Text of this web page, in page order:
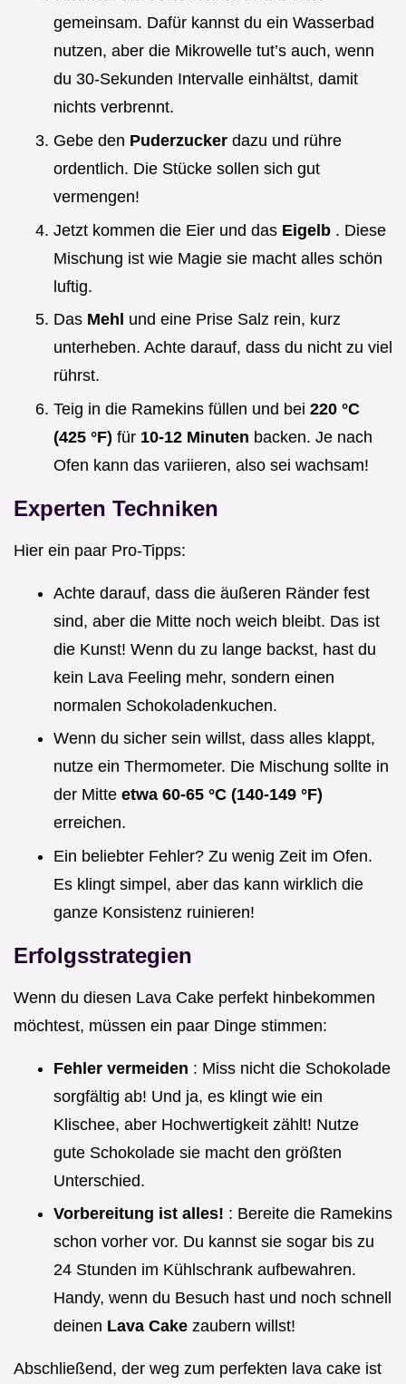
gemeinsam. Dafür kannst du ein Wasserbad
nutzen, aber die Mikrowelle tut’s auch, wenn
du 30-Sekunden Intervalle einhältst, damit
nichts verbrennt.
Gebe den Puderzucker dazu und rühre
ordentlich. Die Stücke sollen sich gut
vermengen!
Jetzt kommen die Eier und das Eigelb . Diese
Mischung ist wie Magie sie macht alles schön
luftig.
Das Mehl und eine Prise Salz rein, kurz
unterheben. Achte darauf, dass du nicht zu viel
rührst.
Teig in die Ramekins füllen und bei 220 °C
(425 °F) für 10-12 Minuten backen. Je nach
Ofen kann das variieren, also sei wachsam!
Experten Techniken
Hier ein paar Pro-Tipps:
Achte darauf, dass die äußeren Ränder fest
sind, aber die Mitte noch weich bleibt. Das ist
die Kunst! Wenn du zu lange backst, hast du
kein Lava Feeling mehr, sondern einen
normalen Schokoladenkuchen.
Wenn du sicher sein willst, dass alles klappt,
nutze ein Thermometer. Die Mischung sollte in
der Mitte etwa 60-65 °C (140-149 °F)
erreichen.
Ein beliebter Fehler? Zu wenig Zeit im Ofen.
Es klingt simpel, aber das kann wirklich die
ganze Konsistenz ruinieren!
Erfolgsstrategien
Wenn du diesen Lava Cake perfekt hinbekommen
möchtest, müssen ein paar Dinge stimmen:
Fehler vermeiden : Miss nicht die Schokolade
sorgfältig ab! Und ja, es klingt wie ein
Klischee, aber Hochwertigkeit zählt! Nutze
gute Schokolade sie macht den größten
Unterschied.
Vorbereitung ist alles! : Bereite die Ramekins
schon vorher vor. Du kannst sie sogar bis zu
24 Stunden im Kühlschrank aufbewahren.
Handy, wenn du Besuch hast und noch schnell
deinen Lava Cake zaubern willst!
Abschließend, der weg zum perfekten lava cake ist